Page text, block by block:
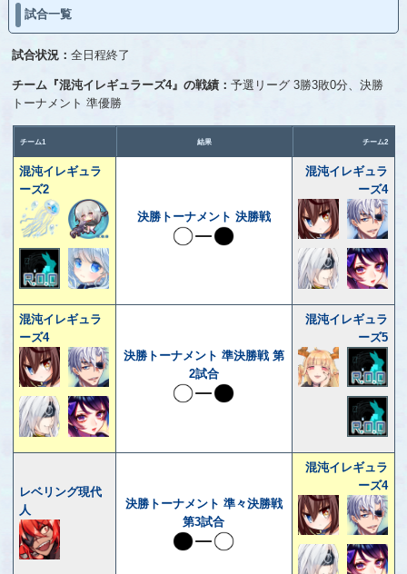
試合一覧
試合状況：全日程終了
チーム『混沌イレギュラーズ4』の戦績：予選リーグ 3勝3敗0分、決勝
トーナメント 準優勝
チーム1 結果 チーム2
混沌イレギュラ
ーズ2
決勝トーナメント 決勝戦
混沌イレギュラ
ーズ4
混沌イレギュラ
ーズ4
決勝トーナメント 準決勝戦 第
2試合
混沌イレギュラ
ーズ5
レベリング現代
人
決勝トーナメント 準々決勝戦
第3試合
混沌イレギュラ
ーズ4